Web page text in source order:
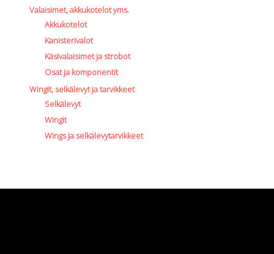
Valaisimet, akkukotelot yms.
Akkukotelot
Kanisterivalot
Käsivalaisimet ja strobot
Osat ja komponentit
Wingit, selkälevyt ja tarvikkeet
Selkälevyt
Wingit
Wings ja selkälevytarvikkeet